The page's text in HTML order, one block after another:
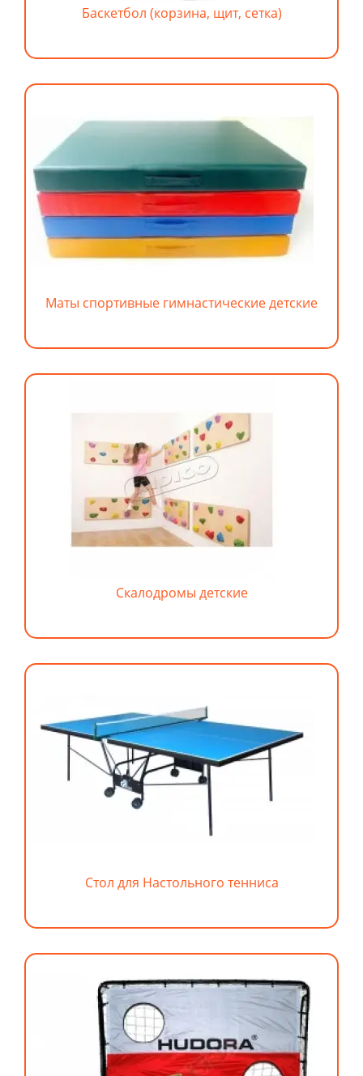
Баскетбол (корзина, щит, сетка)
Маты спортивные гимнастические детские
Скалодромы детские
Стол для Настольного тенниса